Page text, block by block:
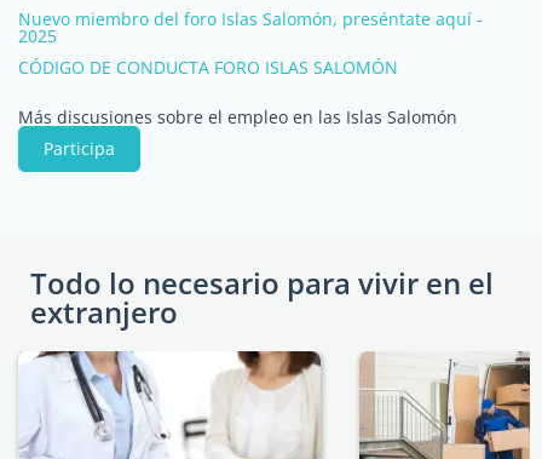
Nuevo miembro del foro Islas Salomón, preséntate aquí -
2025
CÓDIGO DE CONDUCTA FORO ISLAS SALOMÓN
Más discusiones sobre el empleo en las Islas Salomón
Participa
Todo lo necesario para vivir en el
extranjero